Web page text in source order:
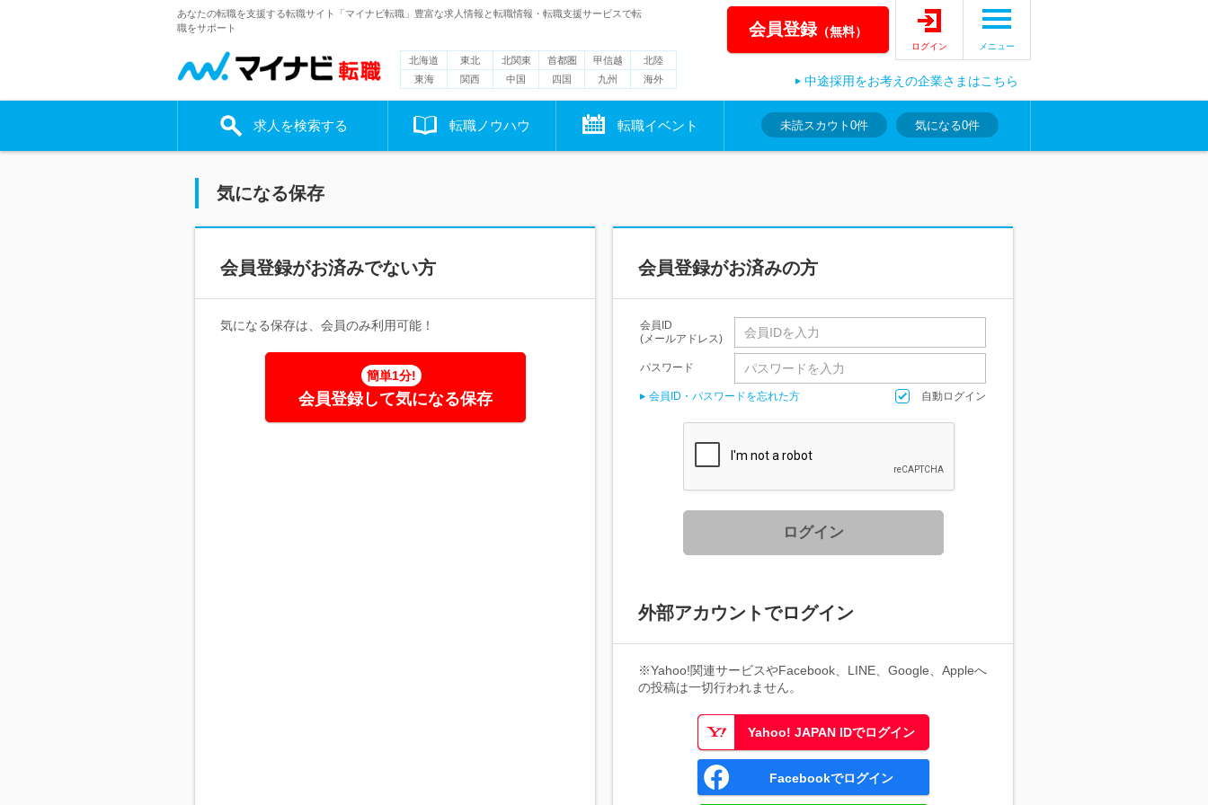
あなたの転職を支援する転職サイト「マイナビ転職」豊富な求人情報と転職情報・転職支援サービスで転
職をサポート
北海道 東北 北関東 首都圏 甲信越
北陸
東海
関西 中国 四国 九州 海外
会員登録（無料）
ログイン メニュー
中途採用をお考えの企業さまはこちら
求人を検索する 転職ノウハウ 転職イベント 未読スカウト 0件 気になる0件
気になる保存
会員登録がお済みでない方
気になる保存は、会員のみ利用可能！
簡単1分!
会員登録して気になる保存
会員登録がお済みの方
会員ID
(メールアドレス)
パスワード
会員ID・パスワードを忘れた方 自動ログイン
ログイン
外部アカウントでログイン
※Yahoo!関連サービスやFacebook、LINE、Google、Appleへ
の投稿は一切行われません。
Yahoo! JAPAN IDでログイン
Facebookでログイン